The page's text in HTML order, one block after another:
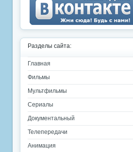
Разделы сайта:
Главная
Фильмы
Мультфильмы
Сериалы
Документальный
Телепередачи
Анимация